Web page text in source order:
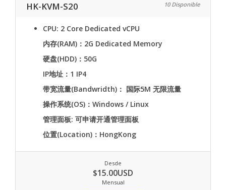
HK-KVM-S20 10 Disponible
CPU: 2 Core Dedicated vCPU
内存(RAM)：2G Dedicated Memory
硬盘(HDD)：50G
IP地址：1 IP4
带宽流量(Bandwridth)： 国际5M 无限流量
操作系统(OS)：Windows / Linux
管理面板: 可申请开通管理面板
位置(Location)：HongKong
Desde
$15.00USD
Mensual